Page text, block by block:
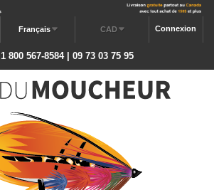
Connexion
CAD
Français
1 800 567-8584 | 09 73 03 75 95